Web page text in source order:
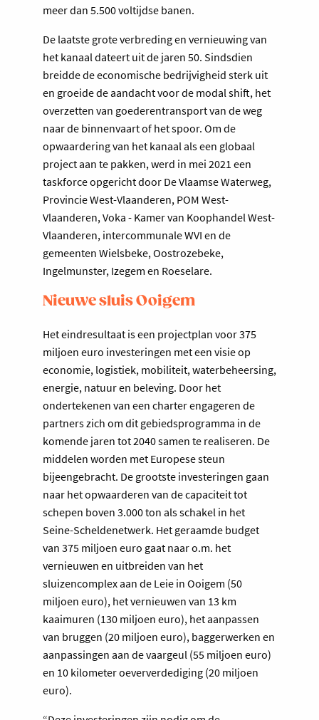
meer dan 5.500 voltijdse banen.
De laatste grote verbreding en vernieuwing van
het kanaal dateert uit de jaren 50. Sindsdien
breidde de economische bedrijvigheid sterk uit
en groeide de aandacht voor de modal shift, het
overzetten van goederentransport van de weg
naar de binnenvaart of het spoor. Om de
opwaardering van het kanaal als een globaal
project aan te pakken, werd in mei 2021 een
taskforce opgericht door De Vlaamse Waterweg,
Provincie West-Vlaanderen, POM West-
Vlaanderen, Voka - Kamer van Koophandel West-
Vlaanderen, intercommunale WVI en de
gemeenten Wielsbeke, Oostrozebeke,
Ingelmunster, Izegem en Roeselare.
Nieuwe sluis Ooigem
Het eindresultaat is een projectplan voor 375
miljoen euro investeringen met een visie op
economie, logistiek, mobiliteit, waterbeheersing,
energie, natuur en beleving. Door het
ondertekenen van een charter engageren de
partners zich om dit gebiedsprogramma in de
komende jaren tot 2040 samen te realiseren. De
middelen worden met Europese steun
bijeengebracht. De grootste investeringen gaan
naar het opwaarderen van de capaciteit tot
schepen boven 3.000 ton als schakel in het
Seine-Scheldenetwerk. Het geraamde budget
van 375 miljoen euro gaat naar o.m. het
vernieuwen en uitbreiden van het
sluizencomplex aan de Leie in Ooigem (50
miljoen euro), het vernieuwen van 13 km
kaaimuren (130 miljoen euro), het aanpassen
van bruggen (20 miljoen euro), baggerwerken en
aanpassingen aan de vaargeul (55 miljoen euro)
en 10 kilometer oeververdediging (20 miljoen
euro).